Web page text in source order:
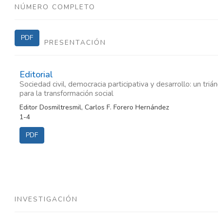
NÚMERO COMPLETO
PDF
PRESENTACIÓN
Editorial
Sociedad civil, democracia participativa y desarrollo: un
para la transformación social
Editor Dosmiltresmil, Carlos F. Forero Hernández
1-4
PDF
INVESTIGACIÓN